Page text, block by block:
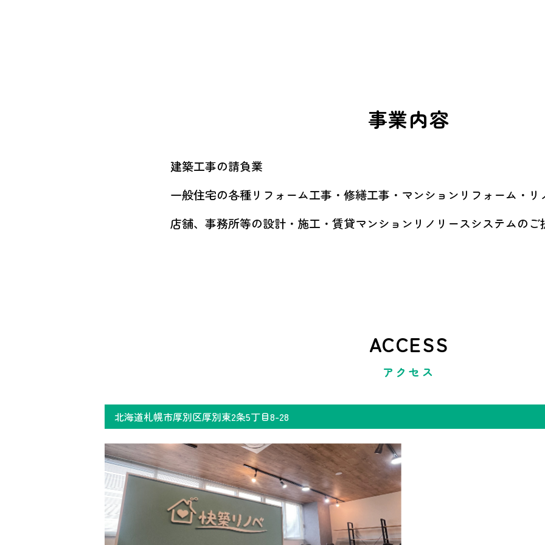
事業内容
建築工事の請負業
一般住宅の各種リフォーム工事・修繕工事・マンションリフォーム・リ
店舗、事務所等の設計・施工・賃貸マンションリノリースシステムのご
ACCESS
アクセス
北海道札幌市厚別区厚別東2条5丁目8-28